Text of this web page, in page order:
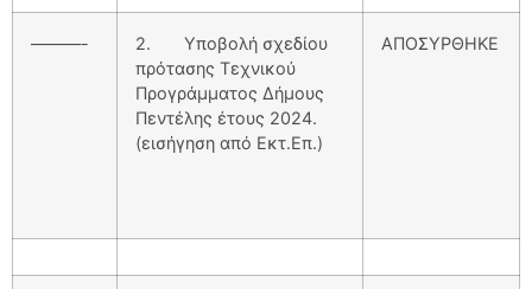
———-
2. Υποβολή σχεδίου
πρότασης Τεχνικού
Προγράμματος Δήμους
Πεντέλης έτους 2024.
(εισήγηση από Εκτ.Επ.)
ΑΠΟΣΥΡΘΗΚΕ